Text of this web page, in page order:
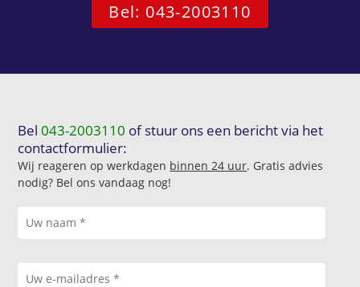
Bel: 043-2003110
Bel043-2003110 of stuur ons een bericht via het
contactformulier:
Wij reageren op werkdagen binnen 24 uur. Gratis advies
nodig? Bel ons vandaag nog!